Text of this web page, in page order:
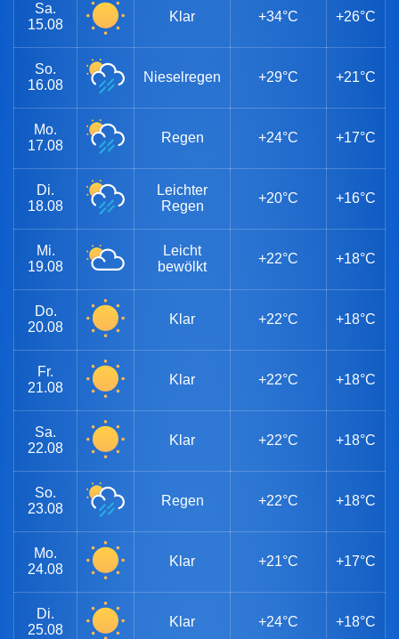
Sa.
15.08
Klar +34°C +26°C
So.
16.08
Nieselregen +29°C +21°C
Mo.
17.08
Regen +24°C +17°C
Di.
18.08
Leichter
Regen
+20°C +16°C
Mi.
19.08
Leicht
bewölkt
+22°C +18°C
Do.
20.08
Klar +22°C +18°C
Fr.
21.08
Klar +22°C +18°C
Sa.
22.08
Klar +22°C +18°C
So.
23.08
Regen +22°C +18°C
Mo.
24.08
Klar +21°C +17°C
Di.
25.08
Klar +24°C +18°C